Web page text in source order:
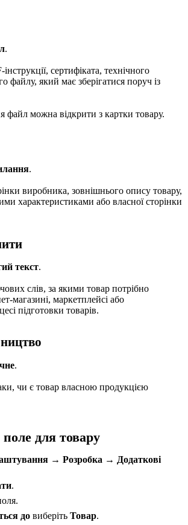
.
сертифіката, технічного
файлу, який має зберігатися поруч із
файл можна відкрити з картки товару.
.
виробника, зовнішнього опису товару,
характеристиками або власної сторінки
текст.
слів, за якими товар потрібно
магазині, маркетплейсі або
підготовки товарів.
.
чи є товар власною продукцією
для товару
→ Розробка → Додаткові
.
довиберіть Товар.